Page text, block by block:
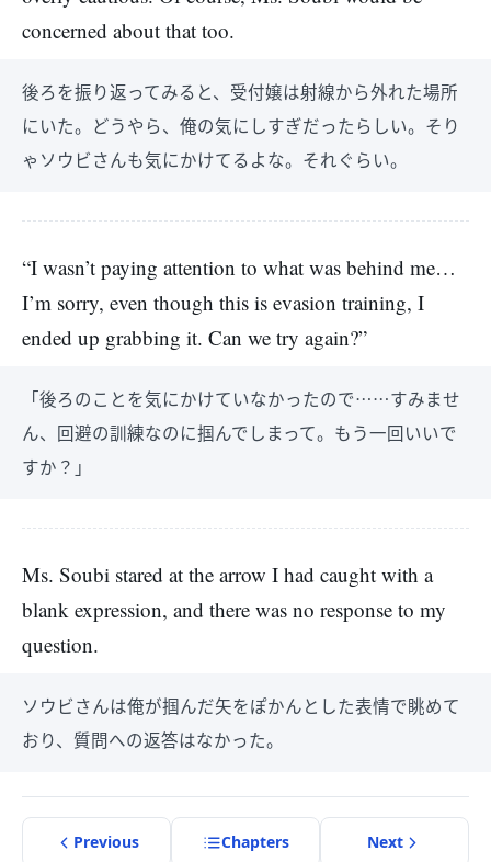
concerned about that too.
後ろを振り返ってみると、受付嬢は射線から外れた場所
にいた。どうやら、俺の気にしすぎだったらしい。そり
ゃソウビさんも気にかけてるよな。それぐらい。
“I wasn’t paying attention to what was behind me…
I’m sorry, even though this is evasion training, I
ended up grabbing it. Can we try again?”
「後ろのことを気にかけていなかったので……すみませ
ん、回避の訓練なのに掴んでしまって。もう一回いいで
すか？」
Ms. Soubi stared at the arrow I had caught with a
blank expression, and there was no response to my
question.
ソウビさんは俺が掴んだ矢をぽかんとした表情で眺めて
おり、質問への返答はなかった。
Previous Chapters Next